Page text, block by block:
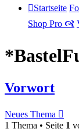
Startseite
Shop Pro 🙧
Vorwort
Neues Thema
1 Thema • Seite 1